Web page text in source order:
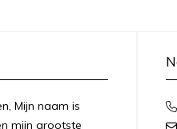
Mijn naam is
mijn grootste